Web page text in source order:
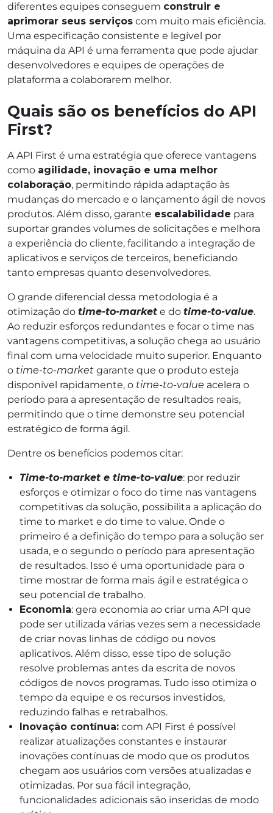
diferentes equipes conseguem construir e
aprimorar seus serviços com muito mais eficiência.
Uma especificação consistente e legível por
máquina da API é uma ferramenta que pode ajudar
desenvolvedores e equipes de operações de
plataforma a colaborarem melhor.
Quais são os benefícios do API
First?
A API First é uma estratégia que oferece vantagens
como agilidade, inovação e uma melhor
colaboração, permitindo rápida adaptação às
mudanças do mercado e o lançamento ágil de novos
produtos. Além disso, garante escalabilidade para
suportar grandes volumes de solicitações e melhora
a experiência do cliente, facilitando a integração de
aplicativos e serviços de terceiros, beneficiando
tanto empresas quanto desenvolvedores.
O grande diferencial dessa metodologia é a
otimização do time-to-market e do time-to-value.
Ao reduzir esforços redundantes e focar o time nas
vantagens competitivas, a solução chega ao usuário
final com uma velocidade muito superior. Enquanto
o time-to-market garante que o produto esteja
disponível rapidamente, o time-to-value acelera o
período para a apresentação de resultados reais,
permitindo que o time demonstre seu potencial
estratégico de forma ágil.
Dentre os benefícios podemos citar:
Time-to-market e time-to-value: por reduzir
esforços e otimizar o foco do time nas vantagens
competitivas da solução, possibilita a aplicação do
time to market e do time to value. Onde o
primeiro é a definição do tempo para a solução ser
usada, e o segundo o período para apresentação
de resultados. Isso é uma oportunidade para o
time mostrar de forma mais ágil e estratégica o
seu potencial de trabalho.
Economia: gera economia ao criar uma API que
pode ser utilizada várias vezes sem a necessidade
de criar novas linhas de código ou novos
aplicativos. Além disso, esse tipo de solução
resolve problemas antes da escrita de novos
códigos de novos programas. Tudo isso otimiza o
tempo da equipe e os recursos investidos,
reduzindo falhas e retrabalhos.
Inovação contínua: com API First é possível
realizar atualizações constantes e instaurar
inovações contínuas de modo que os produtos
chegam aos usuários com versões atualizadas e
otimizadas. Por sua fácil integração,
funcionalidades adicionais são inseridas de modo